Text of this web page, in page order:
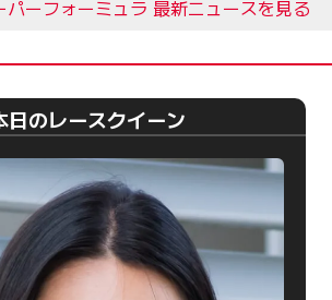
パーフォーミュラ 最新ニュースを見る
日のレースクイーン